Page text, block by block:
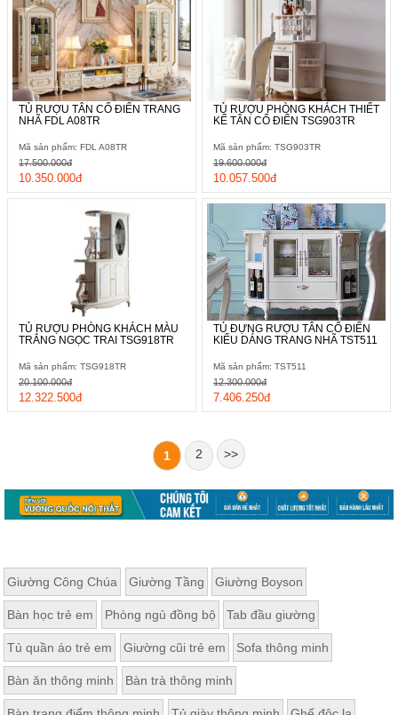
TỦ RƯỢU TÂN CỔ ĐIỂN TRANG
NHÃ FDL A08TR
Mã sản phẩm: FDL A08TR
10.350.000đ
17.500.000đ
TỦ RƯỢU PHÒNG KHÁCH THIẾT
KẾ TÂN CỔ ĐIỂN TSG903TR
Mã sản phẩm: TSG903TR
10.057.500đ
19.600.000đ
TỦ RƯỢU PHÒNG KHÁCH MÀU
TRẮNG NGỌC TRAI TSG918TR
Mã sản phẩm: TSG918TR
12.322.500đ
20.100.000đ
TỦ ĐỰNG RƯỢU TÂN CỔ ĐIỂN
KIỂU DÁNG TRANG NHÃ TST511
Mã sản phẩm: TST511
7.406.250đ
12.300.000đ
1 2 >>
Giường Công Chúa Giường Tầng Giường Boyson
Bàn học trẻ em Phòng ngủ đồng bộ Tab đầu giường
Tủ quần áo trẻ em Giường cũi trẻ em Sofa thông minh
Bàn ăn thông minh Bàn trà thông minh